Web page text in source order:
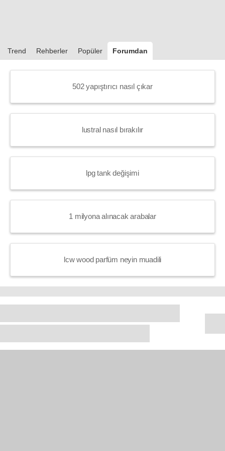
Trend Rehberler Popüler Forumdan
502 yapıştırıcı nasıl çıkar
lustral nasıl bırakılır
lpg tank değişimi
1 milyona alınacak arabalar
lcw wood parfüm neyin muadili